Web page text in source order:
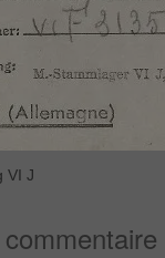
VI J